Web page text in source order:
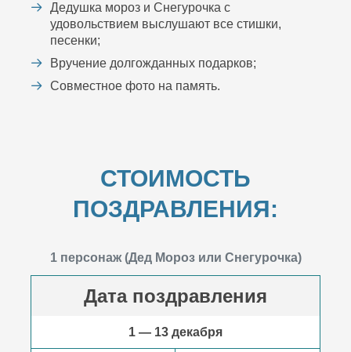
Дедушка мороз и Снегурочка с
удовольствием выслушают все стишки,
песенки;
Вручение долгожданных подарков;
Совместное фото на память.
СТОИМОСТЬ
ПОЗДРАВЛЕНИЯ:
1 персонаж (Дед Мороз или Снегурочка)
Дата поздравления
1 — 13 декабря